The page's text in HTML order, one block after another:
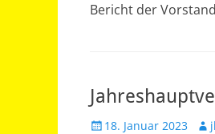
Bericht der
Veröffentlicht
18. Januar 2023